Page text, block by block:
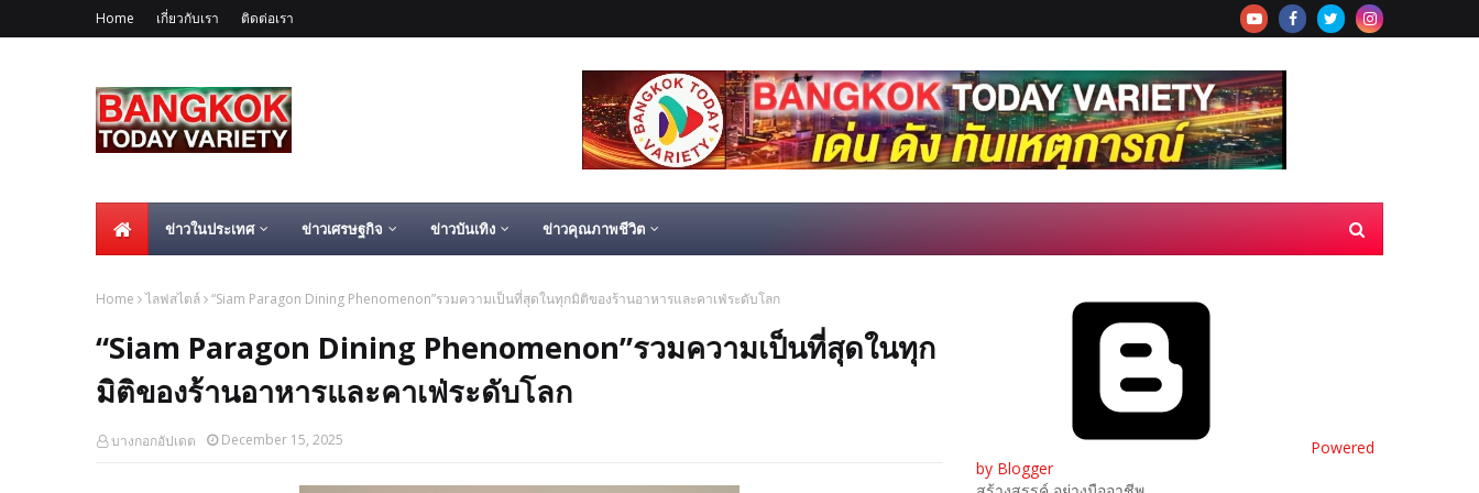
Home เกี่ยวกับเรา ติดต่อเรา
ข่าวในประเทศ ข่าวเศรษฐกิจ ข่าวบันเทิง ข่าวคุณภาพชีวิต
Home ไลฟสไตล์ “Siam Paragon Dining Phenomenon”รวมความเป็นที่สุดในทุกมิติของร้านอาหารและคาเฟ่ระดับโลก
“Siam Paragon Dining Phenomenon”รวมความเป็นที่สุดในทุก
มิติของร้านอาหารและคาเฟ่ระดับโลก
บางกอกอัปเดต December 15, 2025
Powered
by Blogger